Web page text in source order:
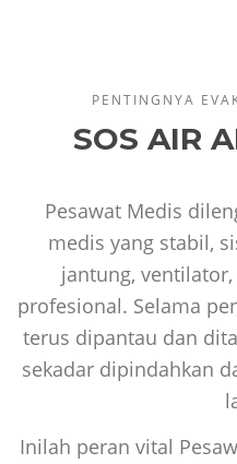
PENTINGNYA
SOS AIR
Pesawat Medis
medis yang stabil,
jantung,
profesional. Selama
terus dipantau dan
sekadar dipindahkan
Inilah peran vital